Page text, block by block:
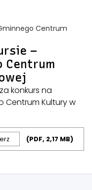
Centrum
–
Centrum
konkurs na
Centrum Kultury w
(PDF, 2,17 MB)